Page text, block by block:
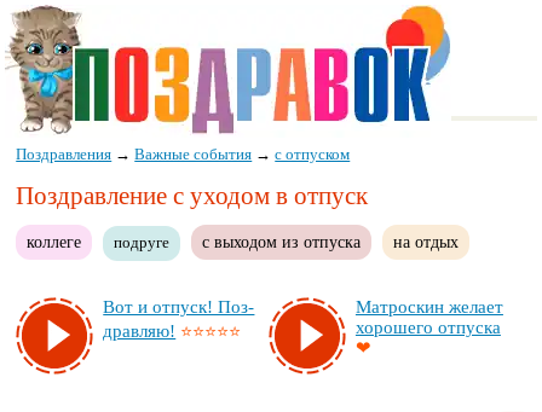
Поздравления →Важные события →с отпуском
Поздравление с уходом в отпуск
коллеге подруге с выходом из отпуска на отдых
Вот и от­пуск! Поз­
драв­ляю! ⭐⭐⭐⭐⭐
Мат­рос­кин же­ла­ет
хо­ро­ше­го от­пус­ка
❤